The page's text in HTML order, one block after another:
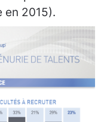
en 2015).